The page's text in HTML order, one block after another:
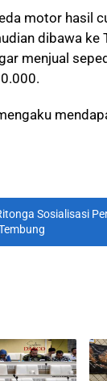
motor hasil
dibawa ke
menjual
Sosialisasi